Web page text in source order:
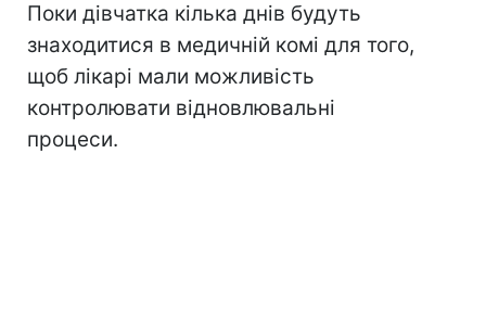
Поки дівчатка кілька днів будуть
знаходитися в медичній комі для того,
щоб лікарі мали можливість
контролювати відновлювальні
процеси.